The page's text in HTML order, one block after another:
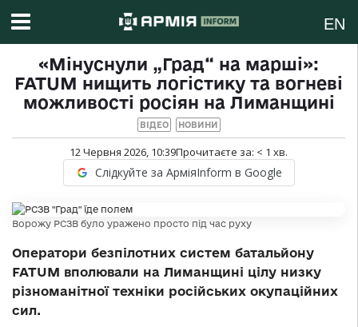
EN
«Мінуснули „Град“ на марші»:
FATUM нищить логістику та вогневі
можливості росіян на Лиманщині
ВІДЕО НОВИНИ
12 Червня 2026, 10:39Прочитаєте за: < 1 хв.
Слідкуйте за АрміяInform в Google
Ворожу РСЗВ було уражено просто під час руху
Оператори безпілотних систем батальйону
FATUM вполювали на Лиманщині цілу низку
різноманітної техніки російських окупаційних
сил.